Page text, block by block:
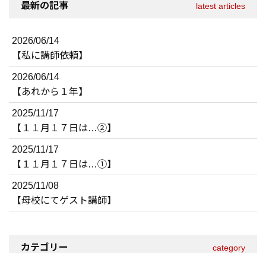
最新の記事 latest articles
2026/06/14
【私に講師依頼】
2026/06/14
【あれから１年】
2025/11/17
【１１月１７日は…②】
2025/11/17
【１１月１７日は…①】
2025/11/08
【母校にてゲスト講師】
カテゴリー category